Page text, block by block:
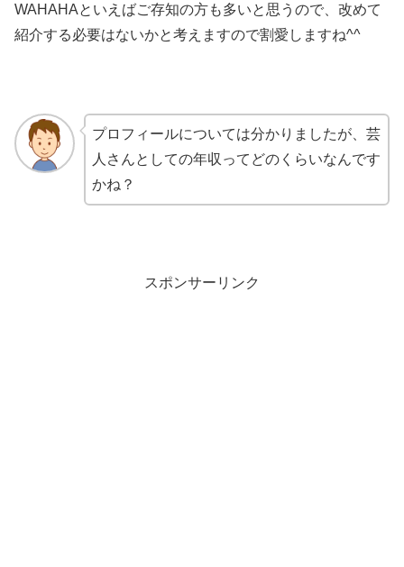
WAHAHAといえばご存知の方も多いと思うので、改めて
紹介する必要はないかと考えますので割愛しますね^^
プロフィールについては分かりましたが、芸
人さんとしての年収ってどのくらいなんです
かね？
スポンサーリンク